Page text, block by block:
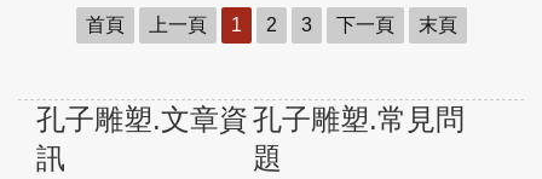
首頁 上一頁 1 2 3 下一頁 末頁
孔子雕塑.文章資
訊
孔子雕塑.常見問
題